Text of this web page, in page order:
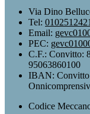
Via Dino
Tel: 0102512421
Email:
PEC:
C.F.: Convitto:
95063860100
IBAN:
Codice